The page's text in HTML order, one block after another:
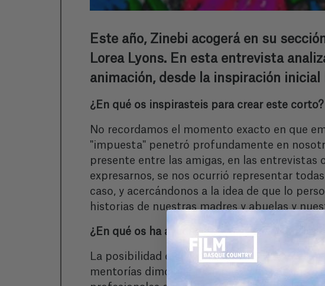
Este año, Zinebi acogerá en su
Lorea Lyons. En esta entrevista
animación, desde la inspiración
¿En qué os inspirasteis para crear este corto?
No recordamos el momento exacto en que
"impuesta" penetró profundamente en
presente entre las amigas, en las
expresarnos, se nos ocurrió representar
caso, y acercándonos a la idea de que lo
historias de nuestras madres y abuelas y
¿En qué os ha ayudado participar en el
La posibilidad de llevar a cabo el
mentorías dimos un gran paso en el